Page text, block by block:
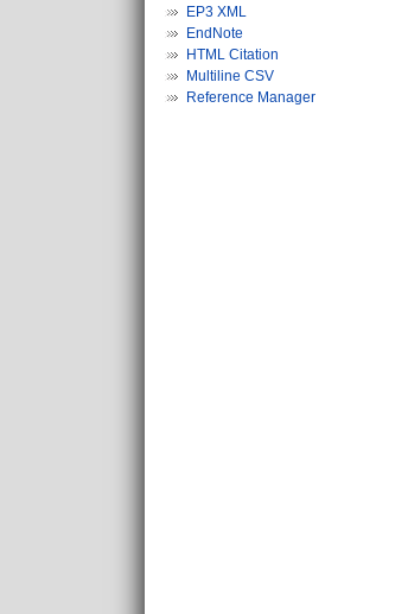
EP3 XML
EndNote
HTML Citation
Multiline CSV
Reference Manager